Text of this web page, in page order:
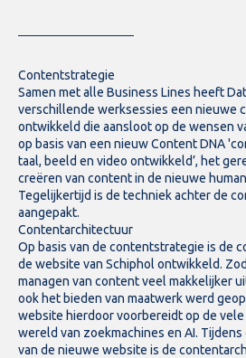
Contentstrategie
Samen met alle Business Lines heeft
verschillende werksessies een nieuwe
ontwikkeld die aansloot op de wensen
op basis van een nieuw Content DNA
taal, beeld en video ontwikkeld’, het
creëren van content in de nieuwe
Tegelijkertijd is de techniek achter de
aangepakt.
Contentarchitectuur
Op basis van de contentstrategie is de
de website van Schiphol ontwikkeld.
managen van content veel makkelijker
ook het bieden van maatwerk werd
website hierdoor voorbereidt op de
wereld van zoekmachines en AI.
van de nieuwe website is de